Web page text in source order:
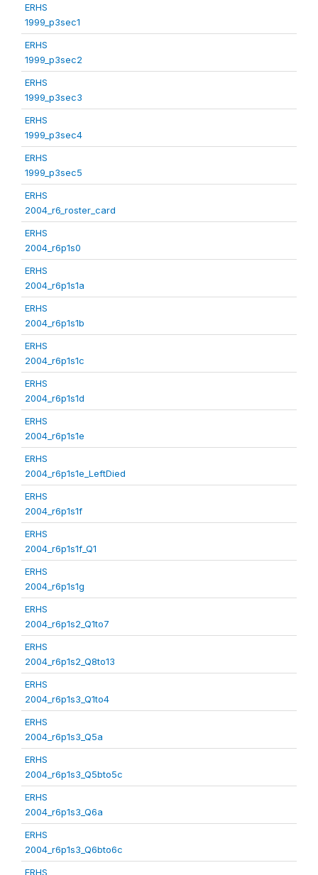
ERHS
1999_p3sec1
ERHS
1999_p3sec2
ERHS
1999_p3sec3
ERHS
1999_p3sec4
ERHS
1999_p3sec5
ERHS
2004_r6_roster_card
ERHS
2004_r6p1s0
ERHS
2004_r6p1s1a
ERHS
2004_r6p1s1b
ERHS
2004_r6p1s1c
ERHS
2004_r6p1s1d
ERHS
2004_r6p1s1e
ERHS
2004_r6p1s1e_LeftDied
ERHS
2004_r6p1s1f
ERHS
2004_r6p1s1f_Q1
ERHS
2004_r6p1s1g
ERHS
2004_r6p1s2_Q1to7
ERHS
2004_r6p1s2_Q8to13
ERHS
2004_r6p1s3_Q1to4
ERHS
2004_r6p1s3_Q5a
ERHS
2004_r6p1s3_Q5bto5c
ERHS
2004_r6p1s3_Q6a
ERHS
2004_r6p1s3_Q6bto6c
ERHS